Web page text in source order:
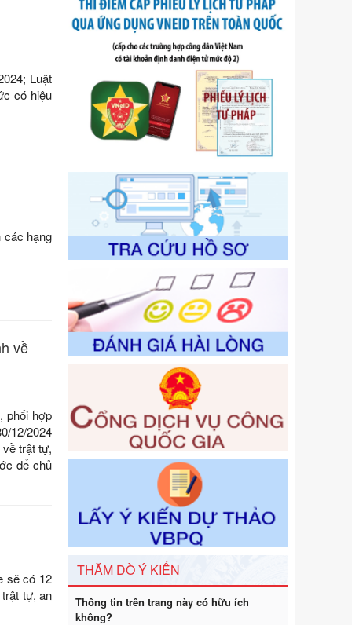
Luật
có hiệu
các hạng
về
phối hợp
12/2024
trật tự,
để chủ
sẽ có 12
tự, an
Số kí hiệu:105/2026/TT-BTC
Tên: Thông tư số 105/2026/TT-BTC
của Bộ Tài chính: Bãi bỏ Thông tư số
87/2019/TT- BТC ngày 19 tháng 12
năm 2019 của Bộ trưởng Bộ Tài
chính hướng dẫn thực hiện xử phạt
vi phạm hành chính trong lĩnh vực
kho bạc nhà nước
Ngày ban hành: 21/07/2026
Số kí hiệu:291/2026/NĐ-CP
Tên: Nghị định số 291/2026/NĐ-CP
của Chính phủ: Sửa đổi, bổ sung
một số điều của Nghị định số
125/2020/NĐ-СР ngày 19 tháng 10
năm 2020 của Chính phủ quy định
xử phạt vi phạm hành chính về thuế,
hóa đơn được sửa đổi, bổ sung bởi
Nghị định số 102/2021/NĐ-CP
Ngày ban hành: 20/07/2026
Số kí hiệu:2303/QĐ-UBND
Tên: Quyết định công bố Danh mục
thủ tục hành chính mới ban hành,
được sửa đổi, bổ sung, bị bãi bỏ và
phê duyệt Quy trình nội bộ, quy trình
điện tử giải quyết thủ tục hành chính
trong một số lĩnh vực thuộc phạm vi
chức năng quản lý của Sở Văn hóa,
Ngày ban hành: 01/06/2026
Số kí hiệu:2304/QĐ-UBND
Tên: Quyết định công bố Danh mục
thủ tục hành chính được sửa đổi, bổ
sung và phê duyệt Quy trình nội bộ,
quy trình điện tử giải quyết thủ tục
hành chính trong lĩnh vực Du lịch
thuộc phạm vi chức năng quản lý
THĂM DÒ Ý KIẾN
Thông tin trên trang này có hữu ích
không?